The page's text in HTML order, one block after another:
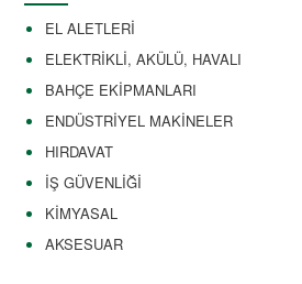
EL ALETLERİ
ELEKTRİKLİ, AKÜLÜ, HAVALI
BAHÇE EKİPMANLARI
ENDÜSTRİYEL MAKİNELER
HIRDAVAT
İŞ GÜVENLİĞİ
KİMYASAL
AKSESUAR